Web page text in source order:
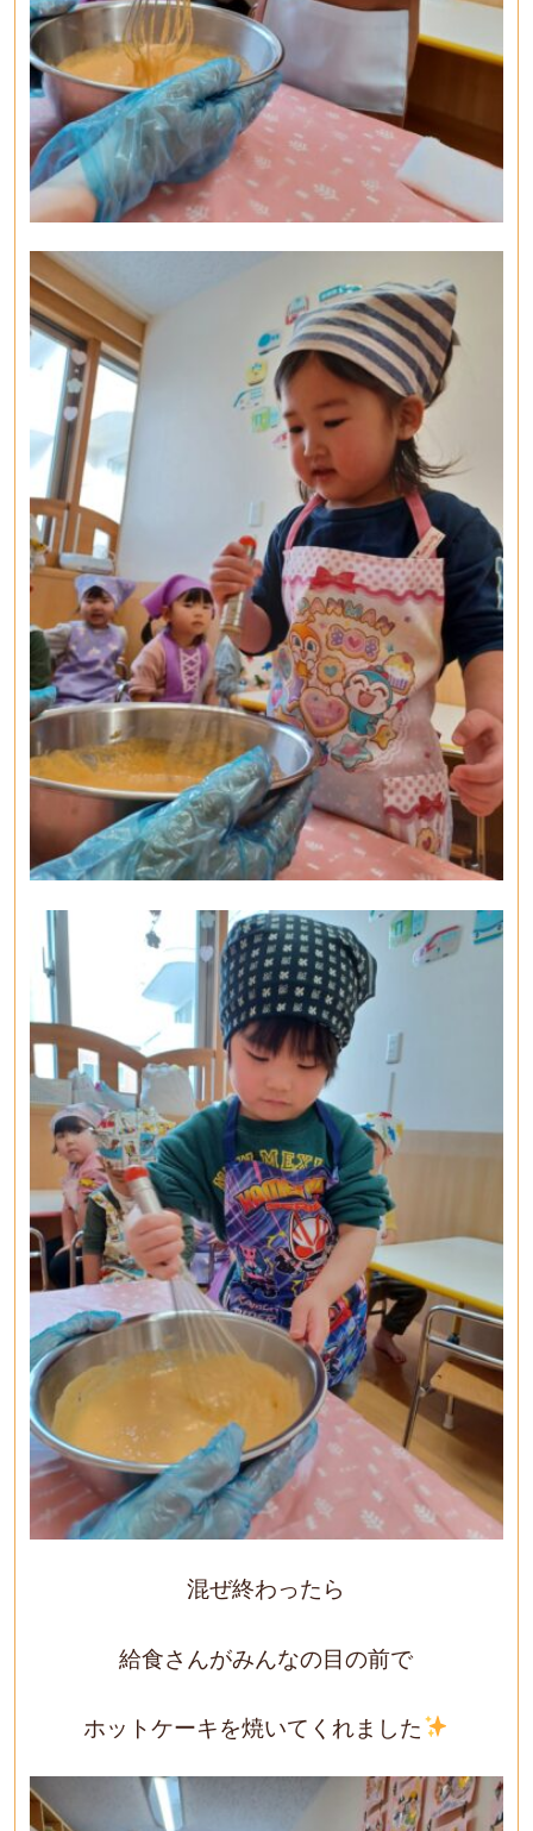
混ぜ終わったら
給食さんがみんなの目の前で
ホットケーキを焼いてくれました